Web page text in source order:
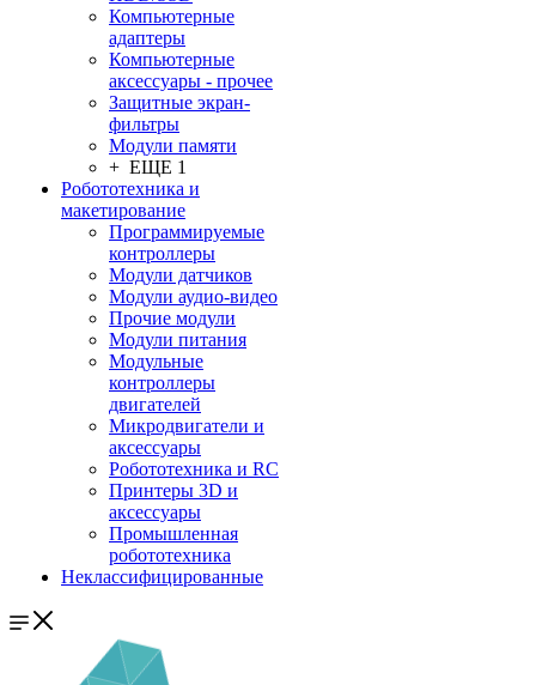
Компьютерные
адаптеры
Компьютерные
аксессуары - прочее
Защитные экран-
фильтры
Модули памяти
+ ЕЩЕ 1
Робототехника и
макетирование
Программируемые
контроллеры
Модули датчиков
Модули аудио-видео
Прочие модули
Модули питания
Модульные
контроллеры
двигателей
Микродвигатели и
аксессуары
Робототехника и RC
Принтеры 3D и
аксессуары
Промышленная
робототехника
Неклассифицированные